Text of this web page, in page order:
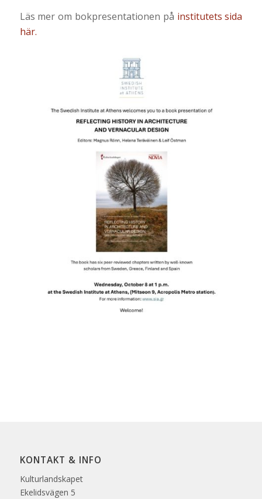
Läs mer om bokpresentationen på institutets sida
här.
KONTAKT & INFO
Kulturlandskapet
Ekelidsvägen 5